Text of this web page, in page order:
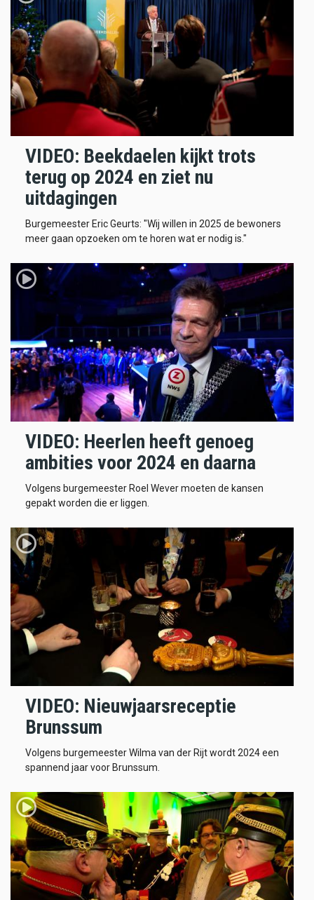
VIDEO: Beekdaelen kijkt trots
terug op 2024 en ziet nu
uitdagingen
Burgemeester Eric Geurts: "Wij willen in 2025 de bewoners
meer gaan opzoeken om te horen wat er nodig is."
VIDEO: Heerlen heeft genoeg
ambities voor 2024 en daarna
Volgens burgemeester Roel Wever moeten de kansen
gepakt worden die er liggen.
VIDEO: Nieuwjaarsreceptie
Brunssum
Volgens burgemeester Wilma van der Rijt wordt 2024 een
spannend jaar voor Brunssum.